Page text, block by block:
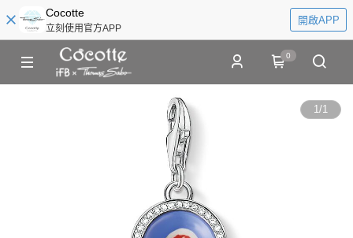
Cocotte
立刻使用官方APP
開啟APP
0
1/1